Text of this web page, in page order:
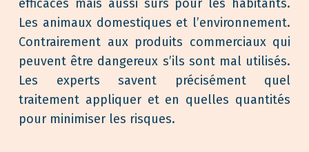
efficaces mais aussi sûrs pour les habitants.
Les animaux domestiques et l’environnement.
Contrairement aux produits commerciaux qui
peuvent être dangereux s’ils sont mal utilisés.
Les experts savent précisément quel
traitement appliquer et en quelles quantités
pour minimiser les risques.